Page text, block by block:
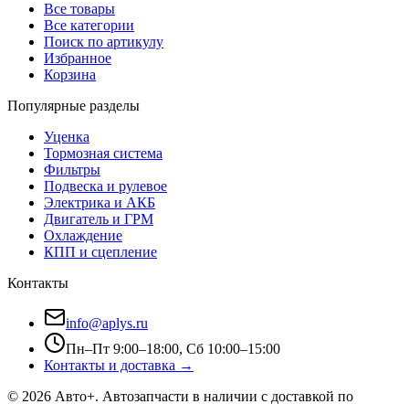
Все товары
Все категории
Поиск по артикулу
Избранное
Корзина
Популярные разделы
Уценка
Тормозная система
Фильтры
Подвеска и рулевое
Электрика и АКБ
Двигатель и ГРМ
Охлаждение
КПП и сцепление
Контакты
info@aplys.ru
Пн–Пт 9:00–18:00, Сб 10:00–15:00
Контакты и доставка →
© 2026 Авто+. Автозапчасти в наличии с доставкой по